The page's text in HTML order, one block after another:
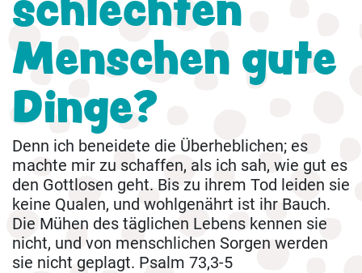
Menschen gute
Dinge?
Denn ich beneidete die Überheblichen; es
machte mir zu schaffen, als ich sah, wie gut es
den Gottlosen geht. Bis zu ihrem Tod leiden sie
keine Qualen, und wohlgenährt ist ihr Bauch.
Die Mühen des täglichen Lebens kennen sie
nicht, und von menschlichen Sorgen werden
sie nicht geplagt. Psalm 73,3-5